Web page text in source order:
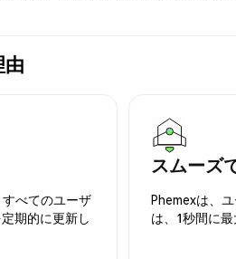
べてのユーザ
期的に更新し
スムーズ
Phemexは、
は、1秒間に